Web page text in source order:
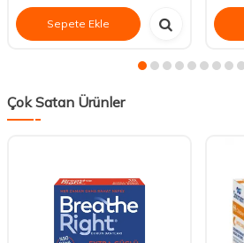
Sepete Ekle
Çok Satan Ürünler